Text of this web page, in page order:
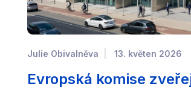
Julie Obivalněva 13. květen 2026
Evropská komise